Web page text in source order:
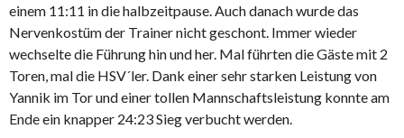
einem 11:11 in die halbzeitpause. Auch danach wurde das
Nervenkostüm der Trainer nicht geschont. Immer wieder
wechselte die Führung hin und her. Mal führten die Gäste mit 2
Toren, mal die HSV´ler. Dank einer sehr starken Leistung von
Yannik im Tor und einer tollen Mannschaftsleistung konnte am
Ende ein knapper 24:23 Sieg verbucht werden.